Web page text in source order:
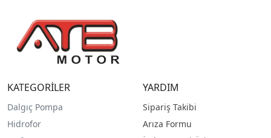
KATEGORİLER
Dalgıç Pompa
Hidrofor
YARDIM
Sipariş Takibi
Arıza Formu